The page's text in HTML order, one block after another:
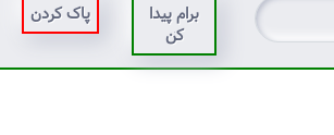
برام پیدا
کن
پاک کردن